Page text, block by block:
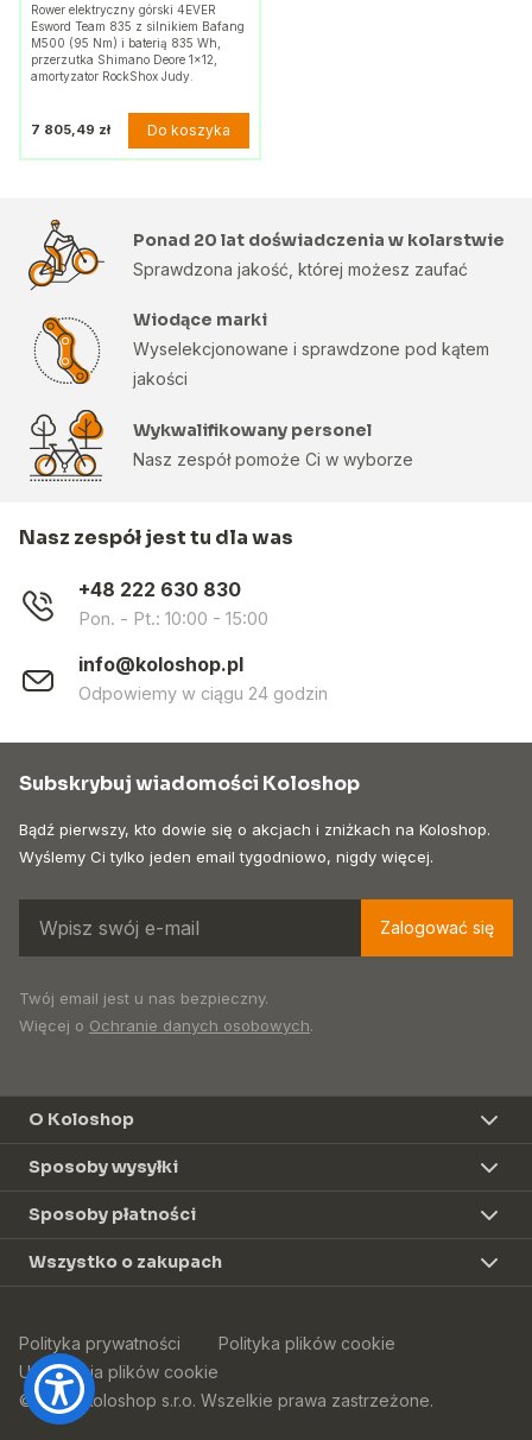
Rower elektryczny górski 4EVER
Esword Team 835 z silnikiem Bafang
M500 (95 Nm) i baterią 835 Wh,
przerzutka Shimano Deore 1×12,
amortyzator RockShox Judy.
7 805,49 zł Do koszyka
Ponad 20 lat doświadczenia w kolarstwie
Sprawdzona jakość, której możesz zaufać
Wiodące marki
Wyselekcjonowane i sprawdzone pod kątem
jakości
Wykwalifikowany personel
Nasz zespół pomoże Ci w wyborze
Nasz zespół jest tu dla was
+48 222 630 830
Pon. - Pt.: 10:00 - 15:00
info@koloshop.pl
Odpowiemy w ciągu 24 godzin
Subskrybuj wiadomości Koloshop
Bądź pierwszy, kto dowie się o akcjach i zniżkach na Koloshop.
Wyślemy Ci tylko jeden email tygodniowo, nigdy więcej.
Zalogować się
Twój email jest u nas bezpieczny.
Więcej o Ochranie danych osobowych.
O Koloshop
Sposoby wysyłki
Sposoby płatności
Wszystko o zakupach
Polityka prywatności
Polityka plików cookie
Ustawienia plików cookie
© 2026 Koloshop s.r.o. Wszelkie prawa zastrzeżone.